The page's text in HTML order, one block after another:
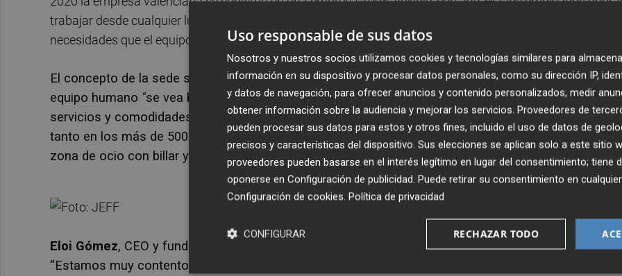
trabajar desde cualquier lugar incluido su propia oficina. Así es como Jeff se adapta y satisface las
necesidades que el equipo pueda tener, asegurando libertad y confianza en su desarrollo profesional.
El concepto de la sede se basa en la visión de Jeff de crear#TheGoodGoodLife, de modo que su
equipo humano "se vea bien, se sienta bien y viva bien". La oficina cuenta con todas las
servicios y comodidades para que los empleados sigan innovando y empoderando a
tanto en los más de 500 puestos de trabajo y 50 salas, como en los espacios de relax, que incluyen
zona de ocio con billar y videojuegos, cancha de baloncesto y rocódromo.
Eloi Gómez, CEO y fundador de Jeff,
se muestra entusiasmado con este nuevo hito de la
“Estamos muy contentos de poder reunir al equipo Jeff en un único espacio que, sin duda,
Uso responsable de sus datos
Nosotros y nuestros socios utilizamos cookies y tecnologías similares para
información en su dispositivo y procesar datos personales, como su dirección IP,
y datos de navegación, para ofrecer anuncios y contenido personalizados, medir
obtener información sobre la audiencia y mejorar los servicios. Proveedores de
pueden procesar sus datos para estos y otros fines, incluido el uso de datos de
precisos y características del dispositivo. Sus elecciones se aplican solo a este sitio
proveedores pueden basarse en el interés legítimo en lugar del consentimiento; tiene
oponerse en Configuración de publicidad. Puede retirar su consentimiento en
Configuración de cookies. Política de privacidad
RECHAZAR TODO
CONFIGURAR